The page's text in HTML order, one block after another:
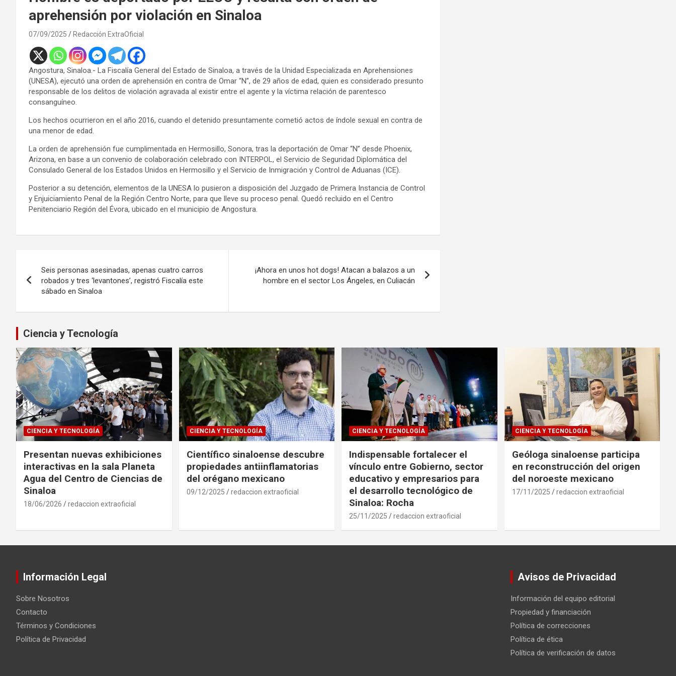
aprehensión por violación en Sinaloa
07/09/2025 Redacción ExtraOficial
Angostura, Sinaloa.- La Fiscalía General del Estado de Sinaloa, a través de la Unidad Especializada en Aprehensiones
(UNESA), ejecutó una orden de aprehensión en contra de Omar “N”, de 29 años de edad, quien es considerado presunto
responsable de los delitos de violación agravada al existir entre el agente y la víctima relación de parentesco
consanguíneo.
Los hechos ocurrieron en el año 2016, cuando el detenido presuntamente cometió actos de índole sexual en contra de
una menor de edad.
La orden de aprehensión fue cumplimentada en Hermosillo, Sonora, tras la deportación de Omar “N” desde Phoenix,
Arizona, en base a un convenio de colaboración celebrado con INTERPOL, el Servicio de Seguridad Diplomática del
Consulado General de los Estados Unidos en Hermosillo y el Servicio de Inmigración y Control de Aduanas (ICE).
Posterior a su detención, elementos de la UNESA lo pusieron a disposición del Juzgado de Primera Instancia de Control
y Enjuiciamiento Penal de la Región Centro Norte, para que lleve su proceso penal. Quedó recluido en el Centro
Penitenciario Región del Évora, ubicado en el municipio de Angostura.
de
Seis personas asesinadas, apenas cuatro carros
robados y tres ‘levantones’, registró Fiscalía este
sábado en Sinaloa
¡Ahora en unos hot dogs! Atacan a balazos a un
hombre en el sector Los Ángeles, en Culiacán
Ciencia y Tecnología
CIENCIA Y TECNOLOGÍA
Presentan nuevas exhibiciones
interactivas en la sala Planeta
Agua del Centro de Ciencias de
Sinaloa
18/06/2026 redaccion extraoficial
CIENCIA Y TECNOLOGÍA
Científico sinaloense descubre
propiedades antiinflamatorias
del orégano mexicano
09/12/2025 redaccion extraoficial
CIENCIA Y TECNOLOGÍA
Indispensable fortalecer el
vínculo entre Gobierno, sector
educativo y empresarios para
el desarrollo tecnológico de
Sinaloa: Rocha
25/11/2025 redaccion extraoficial
CIENCIA Y TECNOLOGÍA
Geóloga sinaloense participa
en reconstrucción del origen
del noroeste mexicano
17/11/2025 redaccion extraoficial
Información Legal
Sobre Nosotros
Contacto
Términos y Condiciones
Política de Privacidad
Avisos de Privacidad
Información del equipo editorial
Propiedad y financiación
Política de correcciones
Política de ética
Política de verificación de datos